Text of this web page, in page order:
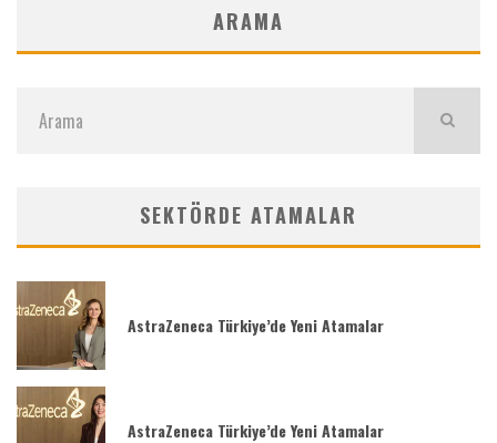
ARAMA
SEKTÖRDE ATAMALAR
AstraZeneca Türkiye’de Yeni Atamalar
AstraZeneca Türkiye’de Yeni Atamalar